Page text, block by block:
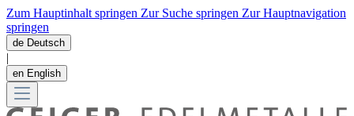
Zum Hauptinhalt springen Zur Suche springen Zur Hauptnavigation
springen
de Deutsch
|
en English